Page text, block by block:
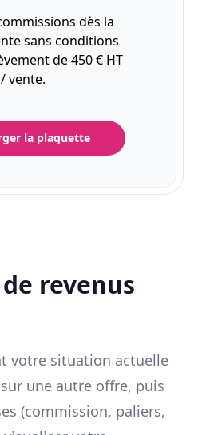
dès la
sans conditions
de 450 € HT
/ vente.
la plaquette
revenus
votre situation actuelle
une autre offre, puis
(commission, paliers,